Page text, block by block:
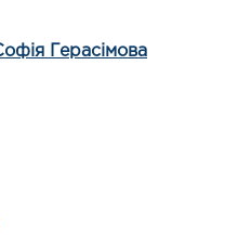
Герасімова